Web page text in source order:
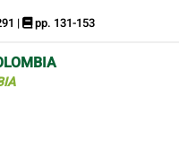
| pp. 131-153